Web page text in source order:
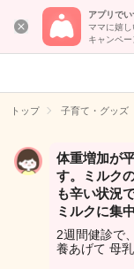
アプリでい
ママに嬉
キャンペー
トップ 子育て・グッズ
体重増加が
す。ミルク
も辛い状況
ミルクに集
2週間健診で
養あげて 母